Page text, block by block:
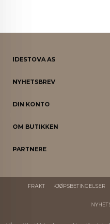
IDESTOVA AS
NYHETSBREV
DIN KONTO
OM BUTIKKEN
PARTNERE
FRAKT KJØPSBETINGELSER